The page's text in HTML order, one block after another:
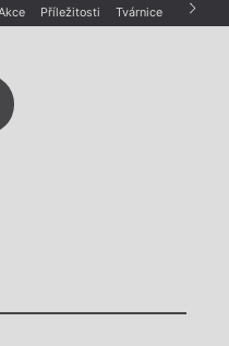
Příležitosti Tvárnice Archiv